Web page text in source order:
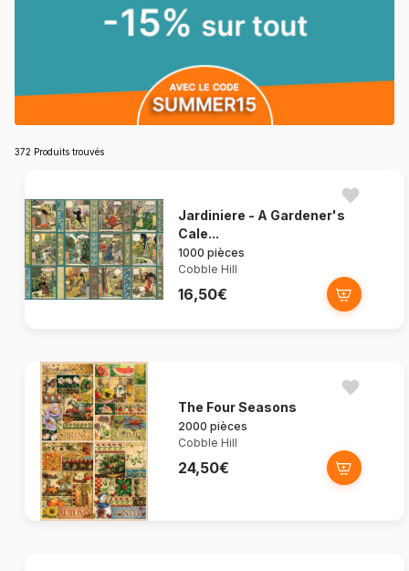
372 Produits trouvés
Jardiniere - A Gardener's
Cale...
1000 pièces
Cobble Hill
16,50€
The Four Seasons
2000 pièces
Cobble Hill
24,50€